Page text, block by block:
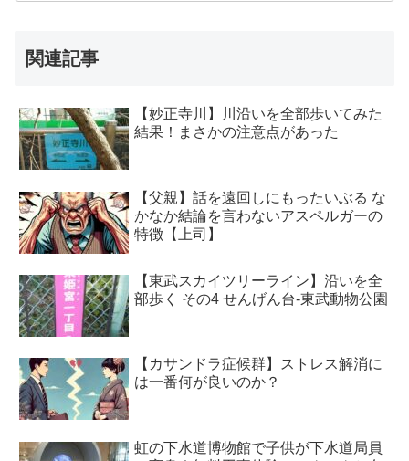
関連記事
【妙正寺川】川沿いを全部歩いてみた
結果！まさかの注意点があった
【父親】話を遠回しにもったいぶる な
かなか結論を言わないアスペルガーの
特徴【上司】
【東武スカイツリーライン】沿いを全
部歩く その4 せんげん台-東武動物公園
【カサンドラ症候群】ストレス解消に
は一番何が良いのか？
虹の下水道博物館で子供が下水道局員